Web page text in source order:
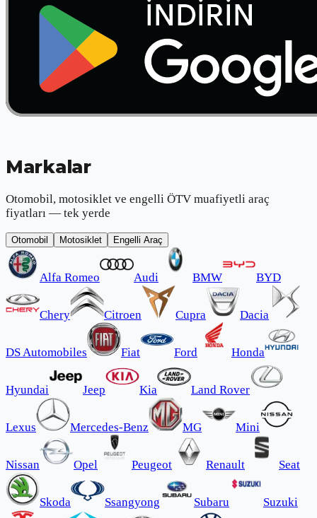
Markalar
Otomobil, motosiklet ve engelli ÖTV muafiyetli araç
fiyatları — tek yerde
Otomobil Motosiklet Engelli Araç
Alfa Romeo Audi BMW BYD
Chery Citroen Cupra Dacia
DS Automobiles Fiat Ford Honda
Hyundai Jeep Kia Land Rover
Lexus Mercedes-Benz MG Mini
Nissan Opel Peugeot Renault Seat
Skoda Ssangyong Subaru Suzuki